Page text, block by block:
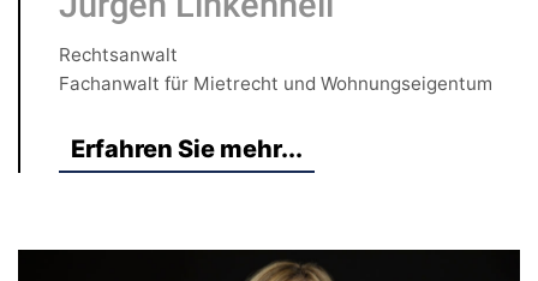
Rechtsanwalt
Fachanwalt für Mietrecht und Wohnungseigentum
Erfahren Sie mehr...